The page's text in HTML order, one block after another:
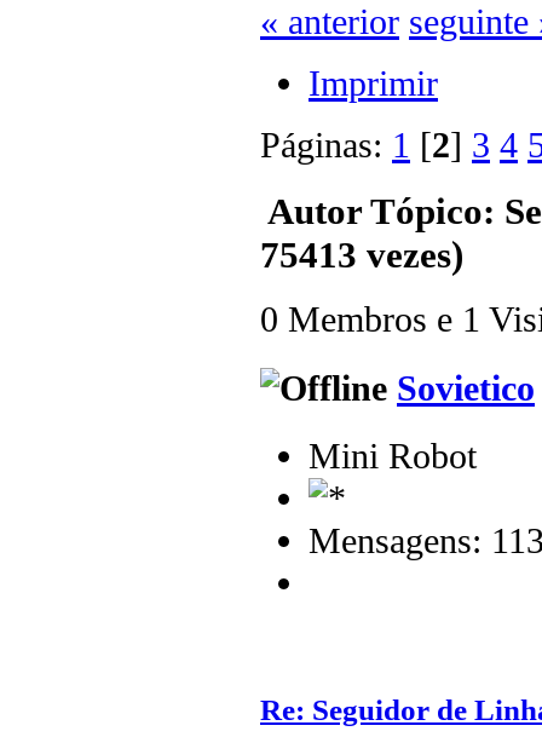
« anterior seguinte
Imprimir
Páginas: 1 [2] 3 4
AutorTópico:
75413 vezes)
0 Membros e 1
Sovietico
Mini Robot
Mensagens:
Re: Seguidor de